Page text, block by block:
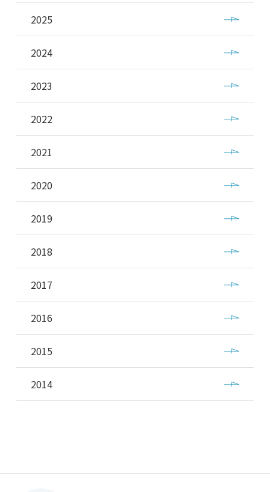
2025
2024
2023
2022
2021
2020
2019
2018
2017
2016
2015
2014